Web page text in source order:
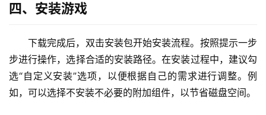
四、安装游戏
下载完成后，双击安装包开始安装流程。按照提示一步
步进行操作，选择合适的安装路径。在安装过程中，建议勾
选“自定义安装”选项，以便根据自己的需求进行调整。例
如，可以选择不安装不必要的附加组件，以节省磁盘空间。